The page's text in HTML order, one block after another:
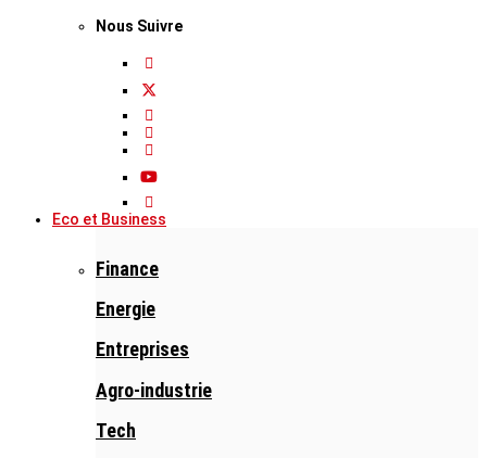
Nous Suivre
Eco et Business
Finance
Energie
Entreprises
Agro-industrie
Tech